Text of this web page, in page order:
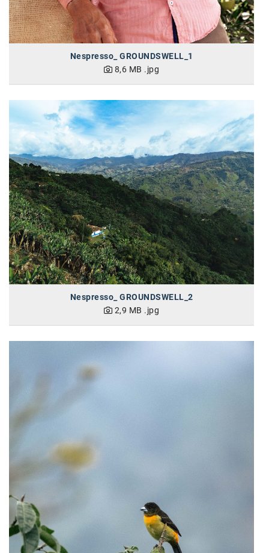
Oral-B
PAYBACK
PwC
P&G
RIC
Schiefer Rechtsanwälte
Security KAG
smart
Smile Österreich
Strategie Austria
Strategy&
SW Umwelttechnik
TheVentury
WALTER GROUP
WEB Windenergie AG
WEconomy - Diversity works!
ÖZSV
Media
Nespresso_ GROUNDSWELL_1
8,6 MB .jpg
Nespresso_ GROUNDSWELL_2
2,9 MB .jpg